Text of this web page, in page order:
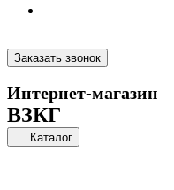
Заказать звонок
Интернет-магазин
ВЗКГ
Каталог